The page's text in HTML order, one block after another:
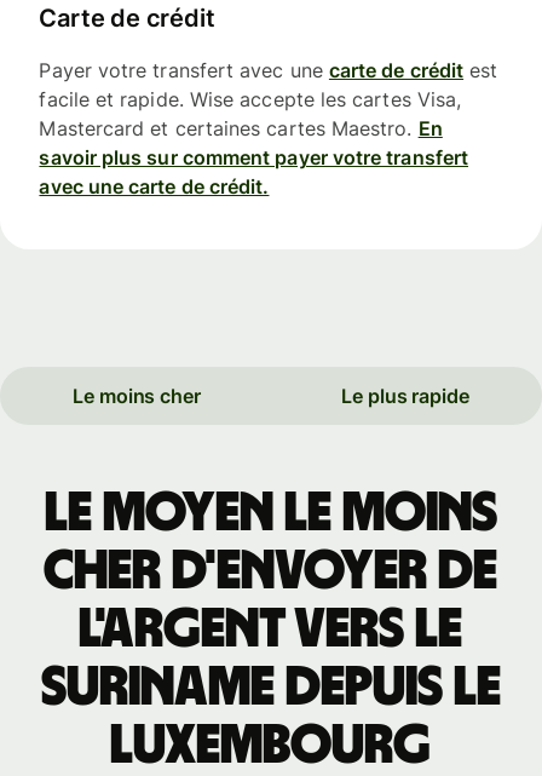
Carte de crédit
Payer votre transfert avec une carte de crédit est
facile et rapide. Wise accepte les cartes Visa,
Mastercard et certaines cartes Maestro. En
savoir plus sur comment payer votre transfert
avec une carte de crédit.
Le moins cher Le plus rapide
Le moyen le moins
cher d'envoyer de
l'argent vers le
Suriname depuis le
Luxembourg